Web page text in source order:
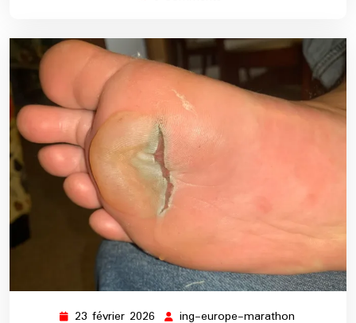
23 février 2026 23 ing-europe-marathon